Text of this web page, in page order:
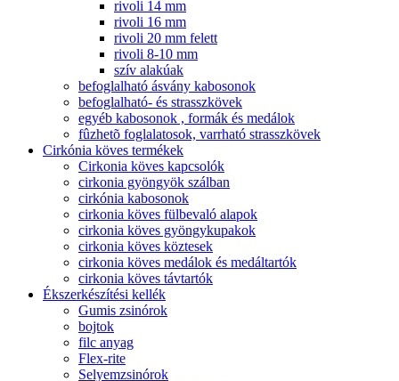
rivoli 14 mm
rivoli 16 mm
rivoli 20 mm felett
rivoli 8-10 mm
szív alakúak
befoglalható ásvány kabosonok
befoglalható- és strasszkövek
egyéb kabosonok , formák és medálok
fûzhetõ foglalatosok, varrható strasszkövek
Cirkónia köves termékek
Cirkonia köves kapcsolók
cirkonia gyöngyök szálban
cirkónia kabosonok
cirkonia köves fülbevaló alapok
cirkonia köves gyöngykupakok
cirkonia köves köztesek
cirkonia köves medálok és medáltartók
cirkonia köves távtartók
Ékszerkészítési kellék
Gumis zsinórok
bojtok
filc anyag
Flex-rite
Selyemzsinórok